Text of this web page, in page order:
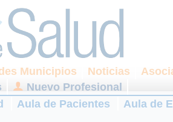
Municipios Noticias
Nuevo Profesional
Aula de Pacientes Aula de